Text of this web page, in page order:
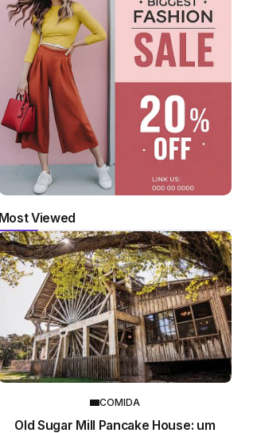
Most Viewed
COMIDA
Old Sugar Mill Pancake House: um